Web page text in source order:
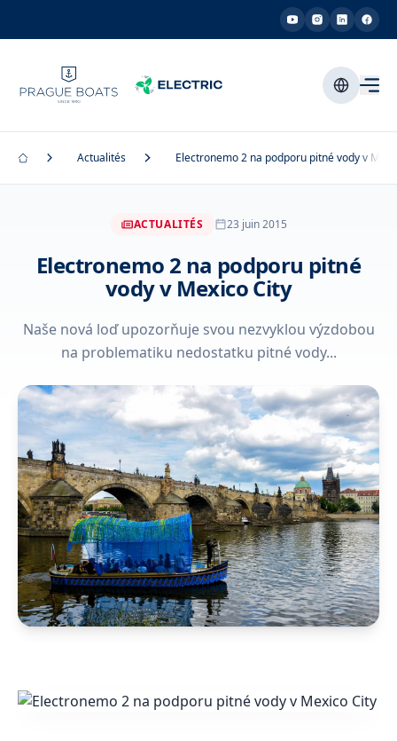
Actualités Electronemo 2 na podporu pitné vody v
ACTUALITÉS 23 juin 2015
Electronemo 2 na podporu pitné
vody v Mexico City
Naše nová loď upozorňuje svou nezvyklou výzdobou
na problematiku nedostatku pitné vody...